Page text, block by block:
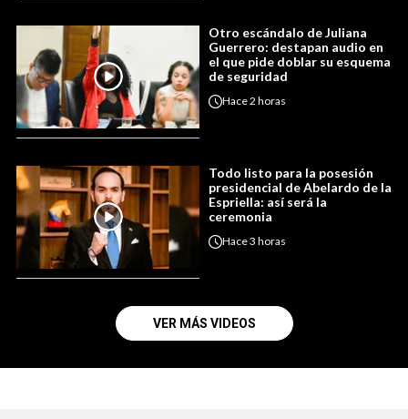
Otro escándalo de Juliana
Guerrero: destapan audio en
el que pide doblar su esquema
de seguridad
Hace2 horas
Todo listo para la posesión
presidencial de Abelardo de la
Espriella: así será la
ceremonia
Hace3 horas
VER MÁS VIDEOS